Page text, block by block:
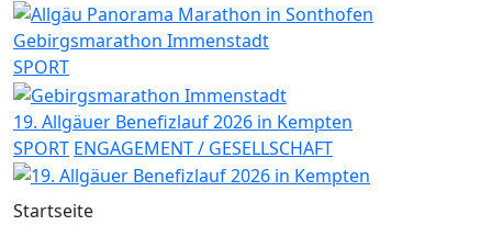
Gebirgsmarathon Immenstadt
SPORT
19. Allgäuer Benefizlauf 2026 in Kempten
SPORT ENGAGEMENT / GESELLSCHAFT
Startseite